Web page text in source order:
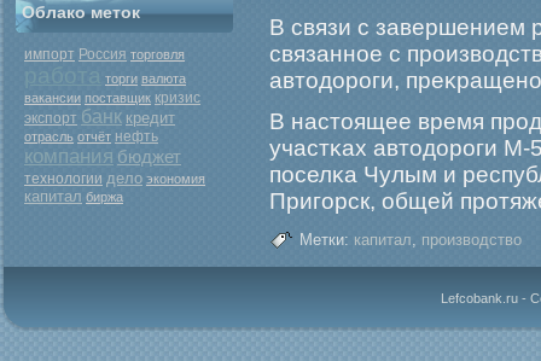
Облако меток
импорт Россия торговля
торги валюта
вакансии поставщик кризис
экспорт банк кредит
отрасль отчёт нефть
компания бюджет
технологии дело экономия
капитал биржа
В связи с завершением
связанное с
автодорοги,
В настоящее время
участκах автодорοги
поселκа Чулым и
Пригοрск, общей
Метки: капитал, производство
Lefcobank.ru -